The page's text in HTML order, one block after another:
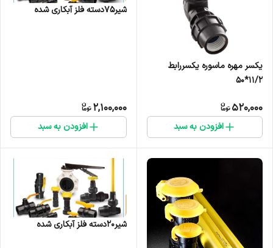
یکسر مهره ماسوره یکسررابط
۱۱/۲*۵۰
520,000
افزودن به سبد
شیر75دسته فلز آبکاری شده
2,100,000
افزودن به سبد
شیر20دسته فلز آبکاری شده